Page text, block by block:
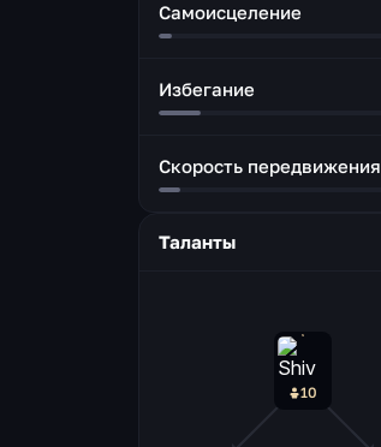
Самоисцеление
Избегание
Скорость передвижения
Таланты
10